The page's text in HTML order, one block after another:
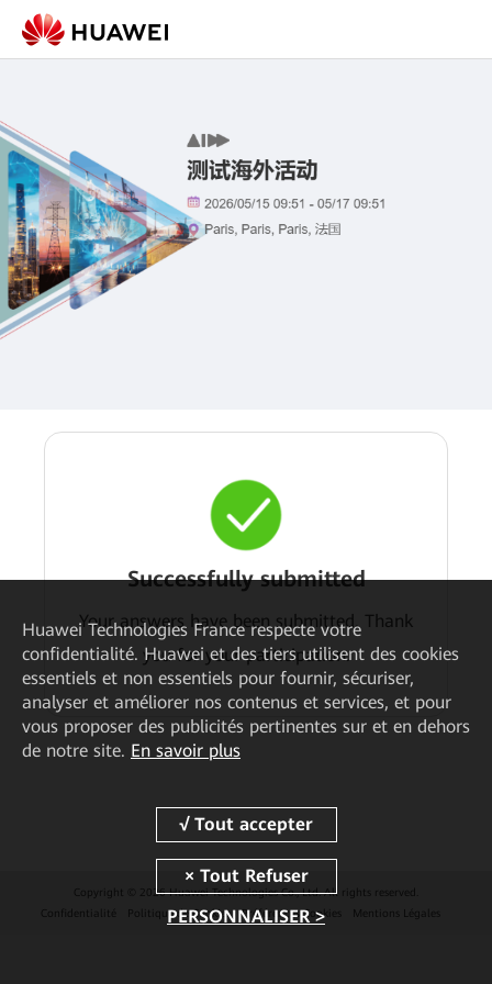
Successfully submitted
Your answers have been submitted. Thank
you for your participation.
Copyright © 2026 Huawei Technologies Co., Ltd. All rights reserved.
Confidentialité
Politique de Cookies Préférences Cookies Mentions Légales
Huawei Technologies Francerespecte votre
confidentialité. Huawei et des tiers utilisent des cookies
essentiels et non essentiels pour fournir, sécuriser,
analyser et améliorer nos contenus et services, et pour
vous proposer des publicités pertinentes sur et en dehors
de notre site. En savoir plus
PERSONNALISER >